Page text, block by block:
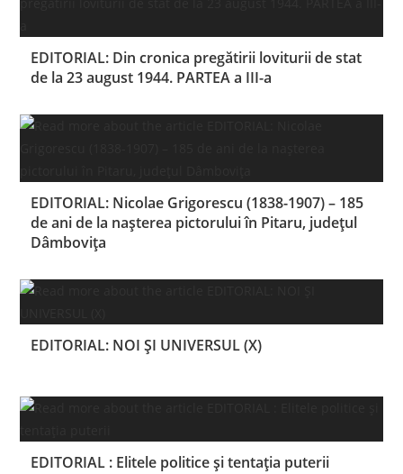
EDITORIAL: Din cronica pregătirii loviturii de stat
de la 23 august 1944. PARTEA a III-a
EDITORIAL: Nicolae Grigorescu (1838-1907) – 185
de ani de la nașterea pictorului în Pitaru, județul
Dâmbovița
EDITORIAL: NOI ȘI UNIVERSUL (X)
EDITORIAL : Elitele politice și tentația puterii